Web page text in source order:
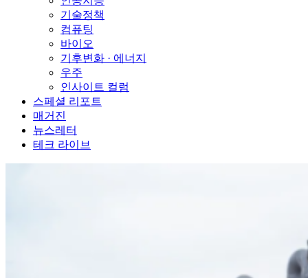
기술정책
컴퓨팅
바이오
기후변화 · 에너지
우주
인사이트 컬럼
스페셜 리포트
매거진
뉴스레터
테크 라이브